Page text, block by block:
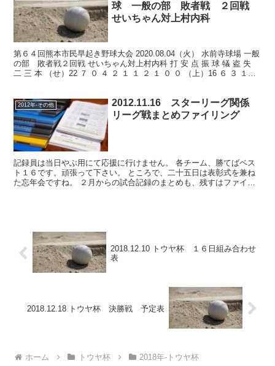
球 一般の部 敗者戦 ２回戦
せいちゃん対上村内科
第６４回熊本市民早起き野球大会 2020.08.04（火） 水前寺球場 一般
の部 敗者戦２回戦 せいちゃん対上村内科 打 安 点 振 球 犠 盗 失
二 三 本 （せ）22 ７ ０ ４ ２ １ １ ２ １ ０ ０ （上）16 ６ ３ １
2012年-その他
2012.11.16 スターリーグ関係
リーグ戦まとめファイリング
記録員は当日やぶ用にて応援に行けません。 各チーム、勝てばベス
ト１６です。頑張って下さい。 ところで、二十五日は表彰式を兼ね
た忘年会ですね。 ２月からの試合記録のまとめも、残すはファイリ
2018.12.10 トウヤ杯 １６日組み合わせ
表
2018.12.18 トウヤ杯 決勝戦 予定表
ホーム トウヤ杯 2018年-トウヤ杯